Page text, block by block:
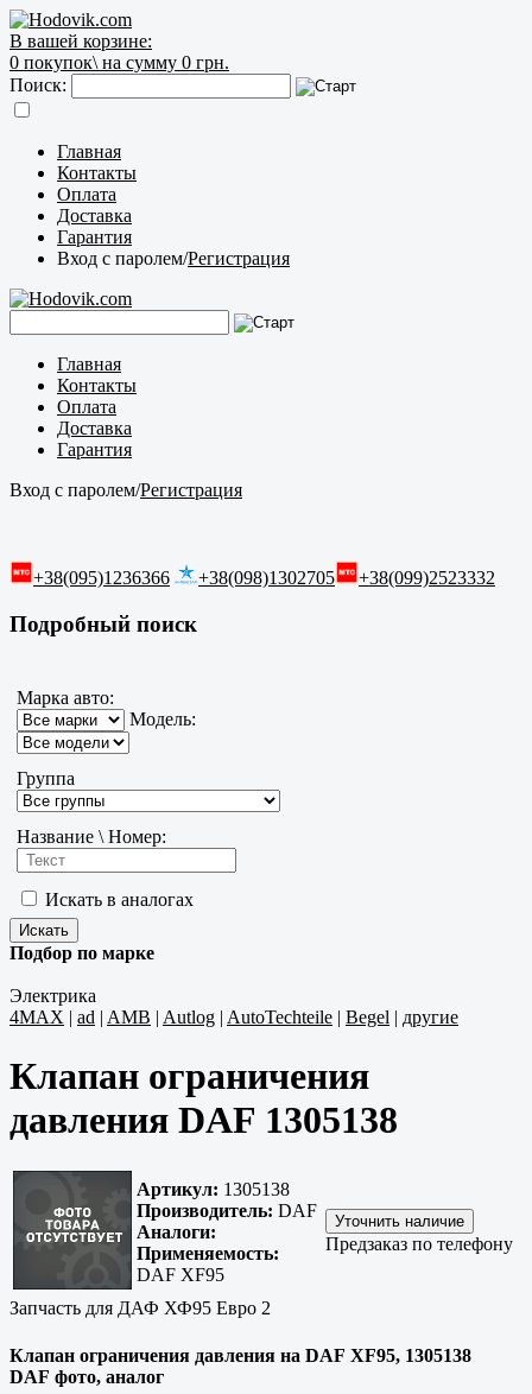
В вашей корзине:
0 покупок\ на сумму 0 грн.
Поиск:
Главная
Контакты
Оплата
Доставка
Гарантия
Вход с паролем/Регистрация
Главная
Контакты
Оплата
Доставка
Гарантия
Вход с паролем/Регистрация
+38(095)1236366 +38(098)1302705 +38(099)2523332
Подробный поиск
Марка авто:
Модель:
Группа
Название \ Номер:
Искать в аналогах
Подбор по марке
Электрика
4MAX | ad | AMB | Autlog | AutoTechteile | Begel | другие
Клапан ограничения
давления DAF 1305138
Артикул: 1305138
Производитель: DAF
Аналоги:
Применяемость:
DAF XF95
Предзаказ по телефону
Запчасть для ДАФ ХФ95 Евро 2
Клапан ограничения давления на DAF XF95, 1305138
DAF фото, аналог